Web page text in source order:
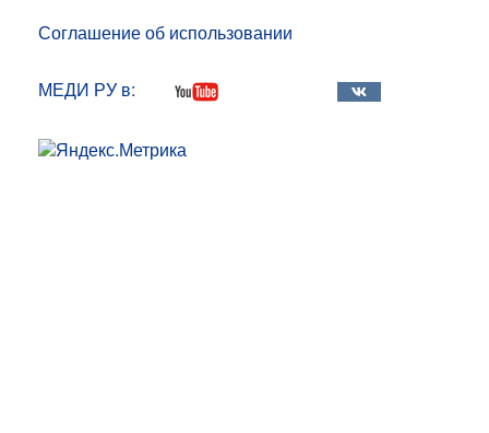
Соглашение об использовании
МЕДИ РУ в: